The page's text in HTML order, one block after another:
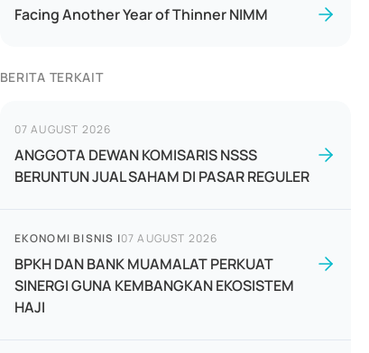
Facing Another Year of Thinner NIMM
BERITA TERKAIT
07 AUGUST 2026
ANGGOTA DEWAN KOMISARIS NSSS
BERUNTUN JUAL SAHAM DI PASAR REGULER
EKONOMI BISNIS |07 AUGUST 2026
BPKH DAN BANK MUAMALAT PERKUAT
SINERGI GUNA KEMBANGKAN EKOSISTEM
HAJI